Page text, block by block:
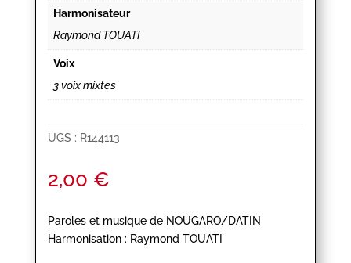
Harmonisateur
Raymond TOUATI
Voix
3 voix mixtes
UGS : R144113
2,00 €
Paroles et musique de NOUGARO/DATIN
Harmonisation : Raymond TOUATI